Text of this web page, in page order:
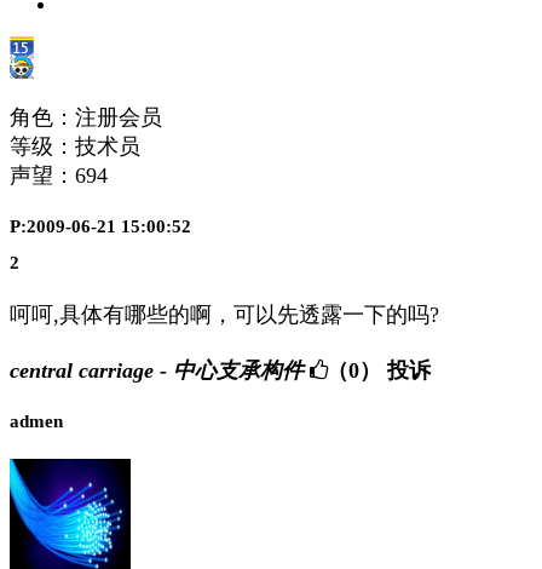
角色：注册会员
等级：技术员
声望： 694
P:2009-06-21 15:00:52
2
呵呵,具体有哪些的啊，可以先透露一下的吗?
central carriage - 中心支承构件 （0） 投诉
admen